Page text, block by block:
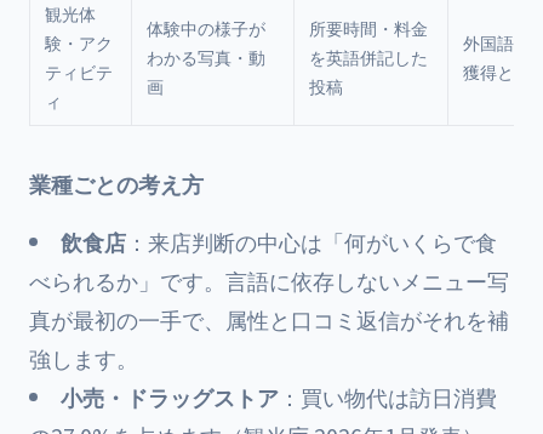
観光体
験・アク
ティビテ
ィ
体験中の様子が
わかる写真・動
画
所要時間・料金
を英語併記した
投稿
外国語口
獲得と返
業種ごとの考え方
飲食店 ：来店判断の中心は「何がいくらで食
べられるか」です。言語に依存しないメニュー写
真が最初の一手で、属性と口コミ返信がそれを補
強します。
小売・ドラッグストア ：買い物代は訪日消費